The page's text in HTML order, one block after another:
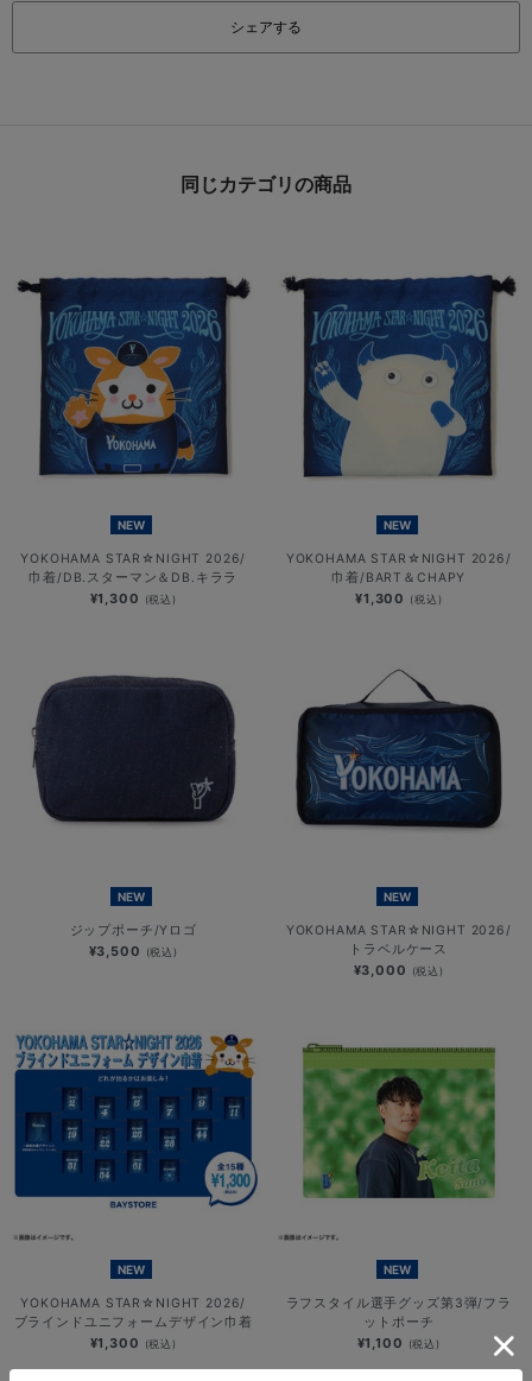
シェアする
同じカテゴリの商品
NEW
YOKOHAMA STAR☆NIGHT 2026/
巾着/DB.スターマン＆DB.キララ
¥1,300 (税込)
NEW
YOKOHAMA STAR☆NIGHT 2026/
巾着/BART＆CHAPY
¥1,300 (税込)
NEW
ジップポーチ/Yロゴ
¥3,500 (税込)
NEW
YOKOHAMA STAR☆NIGHT 2026/
トラベルケース
¥3,000 (税込)
NEW
YOKOHAMA STAR☆NIGHT 2026/
ブラインドユニフォームデザイン巾着
¥1,300 (税込)
NEW
ラフスタイル選手グッズ第3弾/フラ
ットポーチ
¥1,100 (税込)